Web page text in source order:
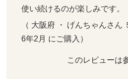
使い続けるのが楽しみです。
（ 大阪府 ・ げんちゃんさん
6年2月 にご購入）
このレビューは